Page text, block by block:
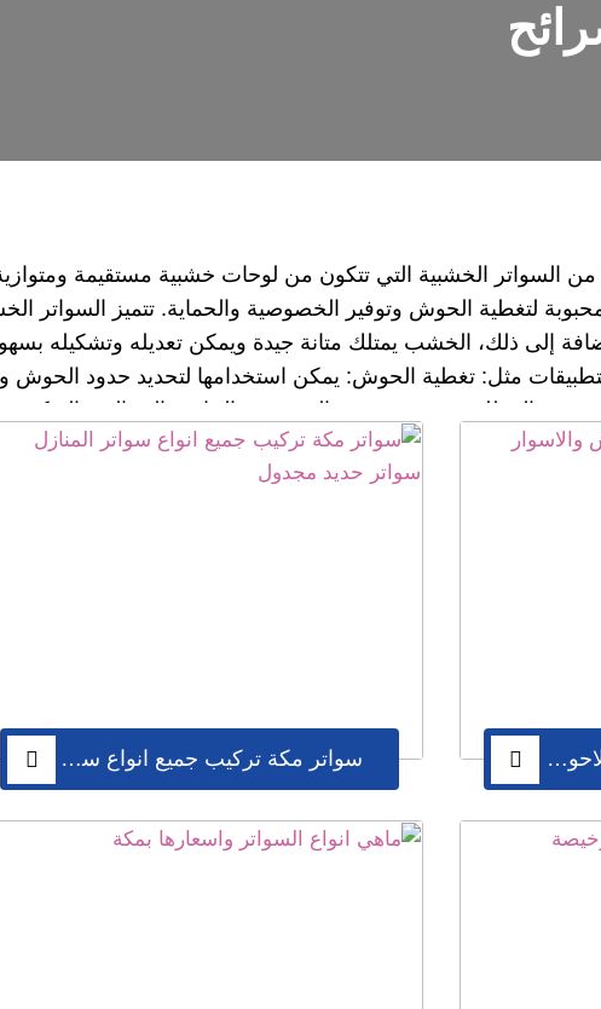
السواتر الخشبية التي تتكون من لوحات خشبية مستقيمة
لتغطية الحوش وتوفير الخصوصية والحماية. تتميز السواتر
إلى ذلك، الخشب يمتلك متانة جيدة ويمكن تعديله وتشكيله
مثل: تغطية الحوش: يمكن استخدامها لتحديد حدود
عالية للحوش، حيث يمنع الرؤية من الخارج. الجمالية
وعمودي مجدول سواتر للحوش السواتر العسكرية سواتر
سواتر مكة خشب وقماش للاحواش والاسوار سواتر مكة تركيب جميع انواع سواتر المنازل سواتر حديد مجدول